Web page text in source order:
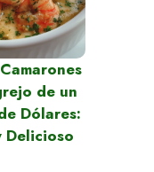
de un
Dólares:
Delicioso